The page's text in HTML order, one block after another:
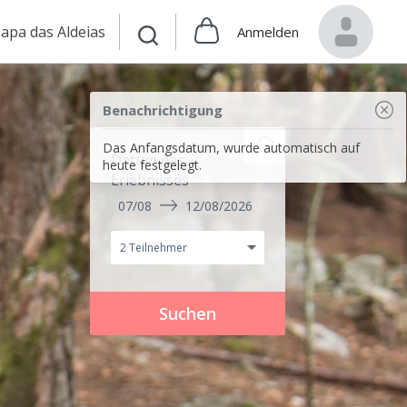
das Aldeias Anmelden
Benachrichtigung
Das Anfangsdatum, wurde automatisch auf
heute festgelegt.
Datum des
Erlebnisses
07/08 12/08/2026